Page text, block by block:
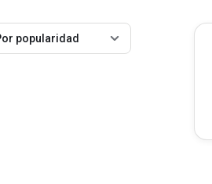
popularidad